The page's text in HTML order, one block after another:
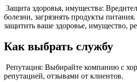
Защита здоровья, имущества:
болезни, загрязнять продукты
защитить ваше здоровье, имущество,
Как выбрать службу
Репутация: Выбирайте компанию с
репутацией, отзывами от клиентов.